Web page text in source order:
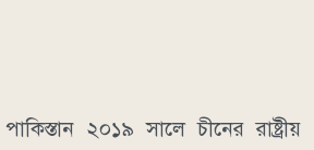
২০১৯ সালে চীনের রাষ্ট্রীয়